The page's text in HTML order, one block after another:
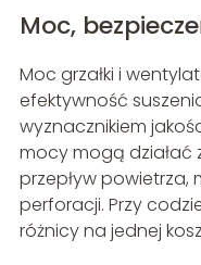
Moc,
Moc grzałki i
efektywność
wyznacznikiem
mocy mogą działać
przepływ powietrza,
perforacji. Przy
różnicy na jednej